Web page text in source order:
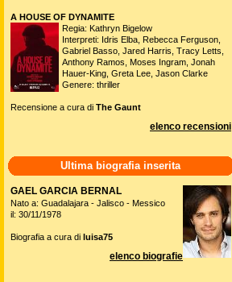
A HOUSE OF DYNAMITE
Regia: Kathryn Bigelow
Interpreti: Idris Elba, Rebecca Ferguson,
Gabriel Basso, Jared Harris, Tracy Letts,
Anthony Ramos, Moses Ingram, Jonah
Hauer-King, Greta Lee, Jason Clarke
Genere: thriller
Recensione a cura di The Gaunt
elenco recensioni
Ultima biografia inserita
GAEL GARCIA BERNAL
Nato a: Guadalajara - Jalisco - Messico
il: 30/11/1978
Biografia a cura di luisa75
elenco biografie